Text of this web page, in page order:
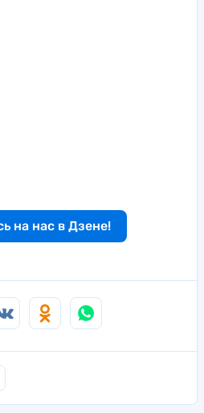
на нас в Дзене!